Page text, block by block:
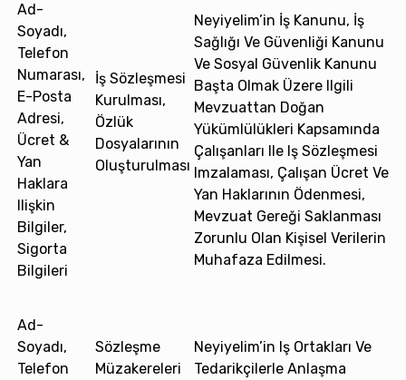
Ad-
Soyadı,
Telefon
Numarası,
E-Posta
Adresi,
Ücret &
Yan
Haklara
Ilişkin
Bilgiler,
Sigorta
Bilgileri
İş Sözleşmesi
Kurulması,
Özlük
Dosyalarının
Oluşturulması
Neyiyelim’in İş Kanunu, İş
Sağlığı Ve Güvenliği Kanunu
Ve Sosyal Güvenlik Kanunu
Başta Olmak Üzere Ilgili
Mevzuattan Doğan
Yükümlülükleri Kapsamında
Çalışanları Ile Iş Sözleşmesi
Imzalaması, Çalışan Ücret Ve
Yan Haklarının Ödenmesi,
Mevzuat Gereği Saklanması
Zorunlu Olan Kişisel Verilerin
Muhafaza Edilmesi.
Ad-
Soyadı,
Telefon
Sözleşme
Müzakereleri
Neyiyelim’in Iş Ortakları Ve
Tedarikçilerle Anlaşma